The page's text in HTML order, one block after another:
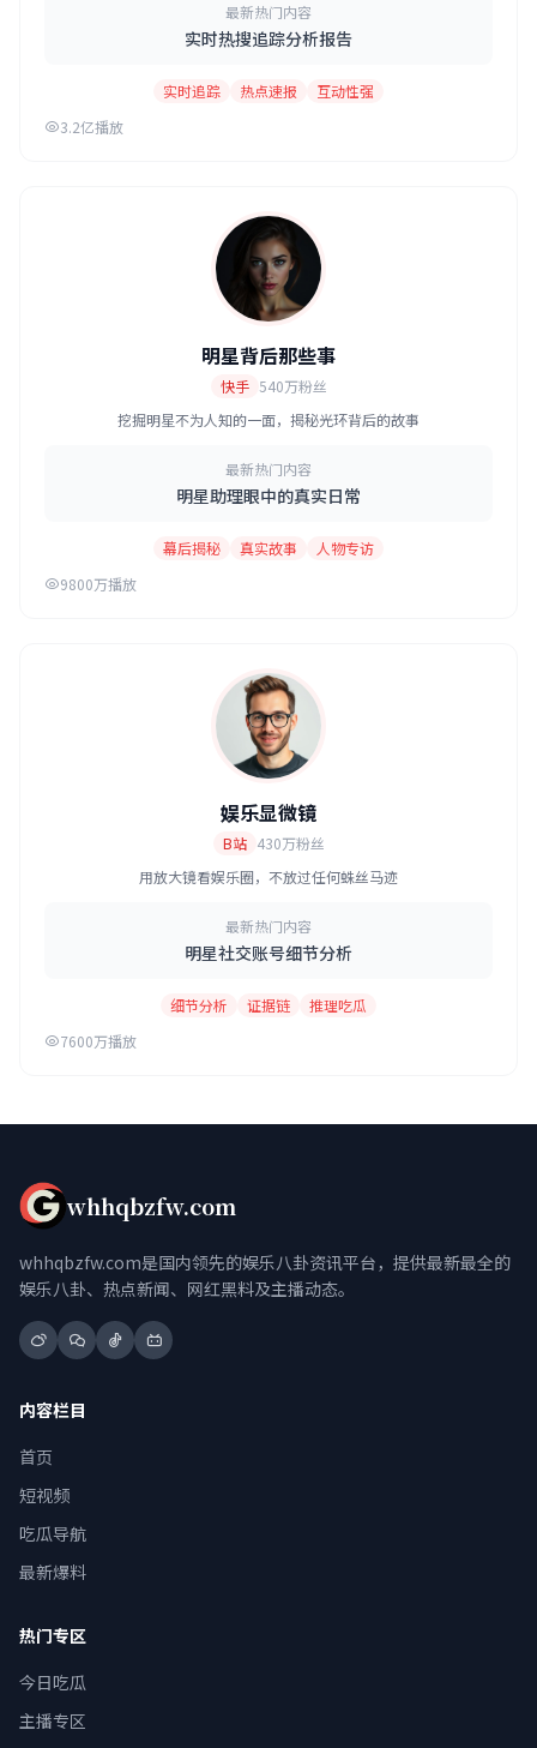
最新热门内容
实时热搜追踪分析报告
实时追踪 热点速报
互动性强
3.2亿播放
明星背后那些事
快手 540万粉丝
挖掘明星不为人知的一面，揭秘光环背后的故事
最新热门内容
明星助理眼中的真实日常
幕后揭秘 真实故事
人物专访
9800万播放
娱乐显微镜
B站 430万粉丝
用放大镜看娱乐圈，不放过任何蛛丝马迹
最新热门内容
明星社交账号细节分析
细节分析 证据链
推理吃瓜
7600万播放
whhqbzfw.com
whhqbzfw.com是国内领先的娱乐八卦资讯平台，提供最新最全的
娱乐八卦、热点新闻、网红黑料及主播动态。
内容栏目
首页
短视频
吃瓜导航
最新爆料
热门专区
今日吃瓜
主播专区